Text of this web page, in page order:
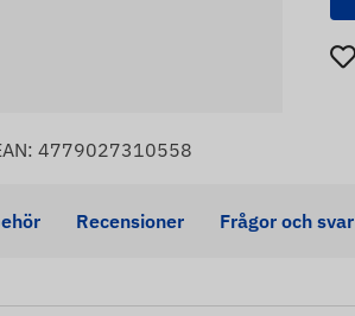
4779027310558
Recensioner Frågor och svar